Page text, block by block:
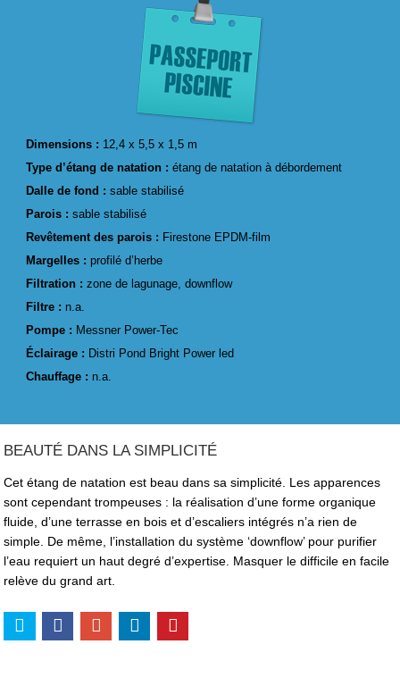
Dimensions : 12,4 x 5,5 x 1,5 m
Type d’étang de natation :étang de natation à débordement
Dalle de fond : sable stabilisé
Parois : sable stabilisé
Revêtement des parois : Firestone EPDM-film
Margelles :profilé d’herbe
Filtration : zone de lagunage, downflow
Filtre : n.a.
Pompe : Messner Power-Tec
Éclairage : Distri Pond Bright Power led
Chauffage : n.a.
BEAUTÉ DANS LA SIMPLICITÉ
Cet étang de natation est beau dans sa simplicité. Les apparences
sont cependant trompeuses : la réalisation d’une forme organique
fluide, d’une terrasse en bois et d’escaliers intégrés n’a rien de
simple. De même, l’installation du système ‘downflow’ pour purifier
l’eau requiert un haut degré d’expertise. Masquer le difficile en facile
relève du grand art.